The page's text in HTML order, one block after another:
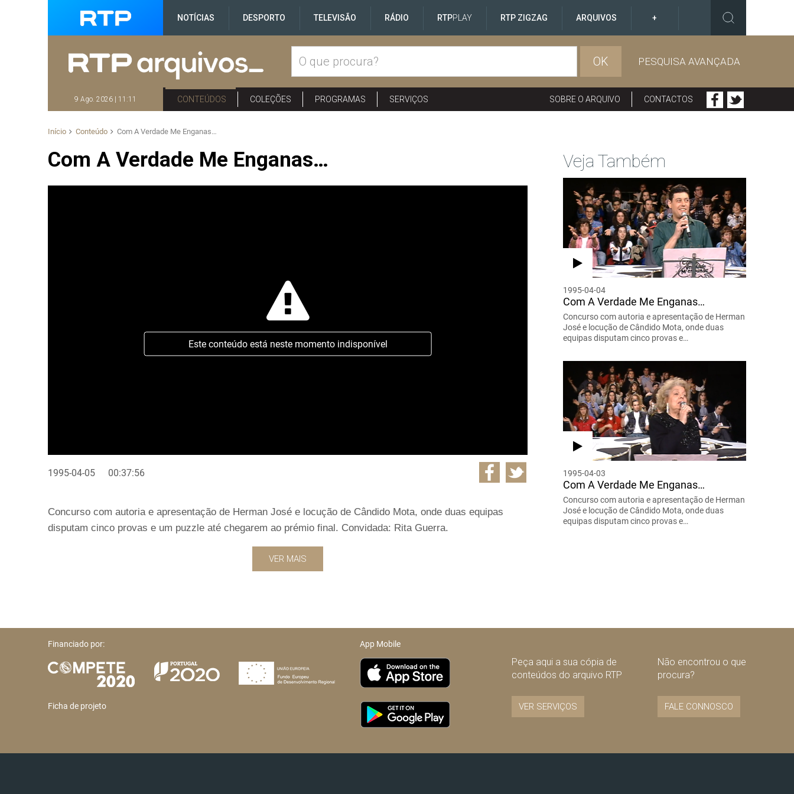
NOTÍCIAS DESPORTO TELEVISÃO RÁDIO RTPPLAY RTP ZIGZAG ARQUIVOS +
OK PESQUISA AVANÇADA
9 Ago. 2026 | 11:11 CONTEÚDOS COLEÇÕES PROGRAMAS SERVIÇOS SOBRE O ARQUIVO CONTACTOS
Início Conteúdo Com A Verdade Me Enganas…
Com A Verdade Me Enganas…
Este conteúdo está neste momento indisponível
1995-04-05 00:37:56
Concurso com autoria e apresentação de Herman José e locução de Cândido Mota, onde duas equipas
disputam cinco provas e um puzzle até chegarem ao prémio final. Convidada: Rita Guerra.
VER MAIS
Veja Também
1995-04-04
Com A Verdade Me Enganas…
Concurso com autoria e apresentação de Herman
José e locução de Cândido Mota, onde duas
equipas disputam cinco provas e…
1995-04-03
Com A Verdade Me Enganas…
Concurso com autoria e apresentação de Herman
José e locução de Cândido Mota, onde duas
equipas disputam cinco provas e…
Financiado por:
Ficha de projeto
App Mobile
Peça aqui a sua cópia de
conteúdos do arquivo RTP
VER SERVIÇOS
Não encontrou o que
procura?
FALE CONNOSCO